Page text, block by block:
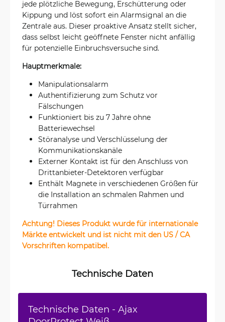
jede plötzliche Bewegung, Erschütterung oder
Kippung und löst sofort ein Alarmsignal an die
Zentrale aus. Dieser proaktive Ansatz stellt sicher,
dass selbst leicht geöffnete Fenster nicht anfällig
für potenzielle Einbruchsversuche sind.
Hauptmerkmale:
Manipulationsalarm
Authentifizierung zum Schutz vor
Fälschungen
Funktioniert bis zu 7 Jahre ohne
Batteriewechsel
Störanalyse und Verschlüsselung der
Kommunikationskanäle
Externer Kontakt ist für den Anschluss von
Drittanbieter-Detektoren verfügbar
Enthält Magnete in verschiedenen Größen für
die Installation an schmalen Rahmen und
Türrahmen
Achtung! Dieses Produkt wurde für internationale
Märkte entwickelt und ist nicht mit den US / CA
Vorschriften kompatibel.
Technische Daten
Technische Daten - Ajax